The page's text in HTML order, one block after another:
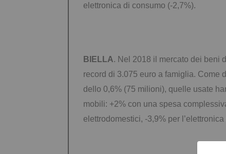
elettronica di consumo (-2,7%).
BIELLA. Nel 2018 il mercato dei beni
record di 3.075 euro a famiglia. Come
dello 0,6% (75 milioni), quelle usate
mobili: +2% con una spesa
elettrodomestici, -3,9% per